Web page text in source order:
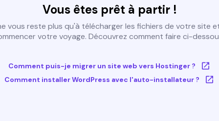
Vous êtes prêt à partir !
vous reste plus qu'à télécharger les fichiers de votre site
votre voyage. Découvrez comment faire ci-
Comment puis-je migrer un site web vers Hostinger ?
Comment installer WordPress avec l'auto-installateur ?